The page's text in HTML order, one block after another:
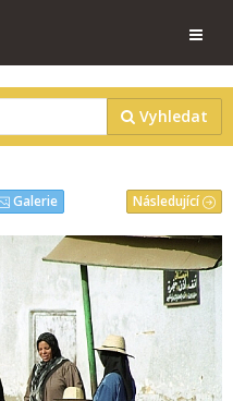
Vyhledat
Následující
Galerie